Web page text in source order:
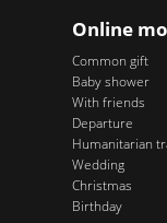
Online
Common gift
Baby shower
With friends
Departure
Humanitarian
Wedding
Christmas
Birthday